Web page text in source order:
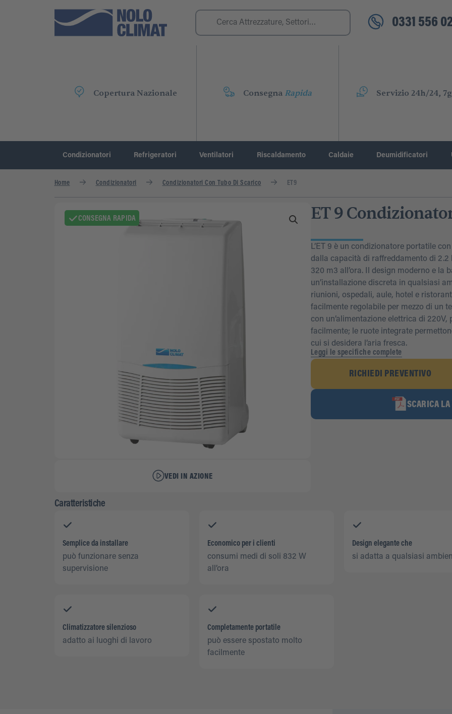
0331 556
Copertura Nazionale Consegna Rapida Servizio 24h/24,
Condizionatori Refrigeratori Ventilatori Riscaldamento Caldaie Deumidificatori
Home Condizionatori Condizionatori Con Tubo Di Scarico ET9
CONSEGNA RAPIDA
VEDI IN AZIONE
ET 9
L’ET 9 è un condizionatore portatile
dalla capacità di raffreddamento di 2.2
320 m3 all’ora. Il design moderno e la
un’installazione discreta in qualsiasi
riunioni, ospedali, aule, hotel e
facilmente regolabile per mezzo di un
con un’alimentazione elettrica di
facilmente; le ruote integrate
cui si desidera l’aria fresca.
Leggi le specifiche complete
RICHIEDI PREVENTIVO
SCARICA
Caratteristiche
Semplice da installare
può funzionare senza
supervisione
Economico per i clienti
consumi medi di soli 832 W
all’ora
Design elegante che
si adatta a qualsiasi
Climatizzatore silenzioso
adatto ai luoghi di lavoro
Completamente portatile
può essere spostato molto
facilmente